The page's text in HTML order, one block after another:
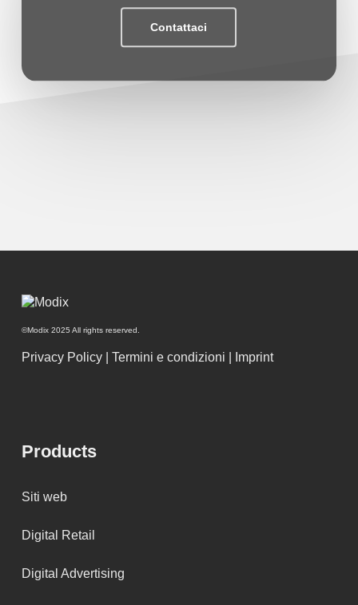
Contattaci
©Modix 2025 All rights reserved.
Privacy Policy| Termini e condizioni Imprint
Products
Siti web
Digital Retail
Digital Advertising